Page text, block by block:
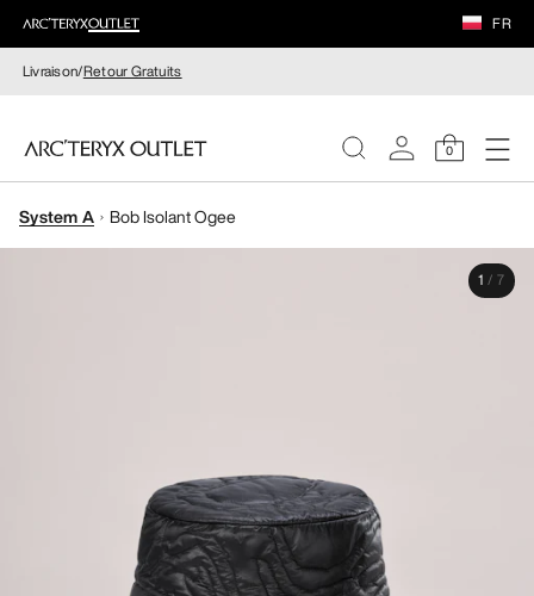
FR
Livraison/Retour Gratuits
0
FEMME
System A Bob Isolant Ogee
1 / 7